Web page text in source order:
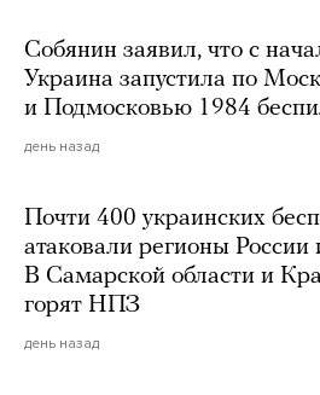
Собянин заявил, что с
Украина запустила по
и Подмосковью 1984
день назад
Почти 400 украинских
атаковали регионы
В Самарской области и
горят НПЗ
день назад